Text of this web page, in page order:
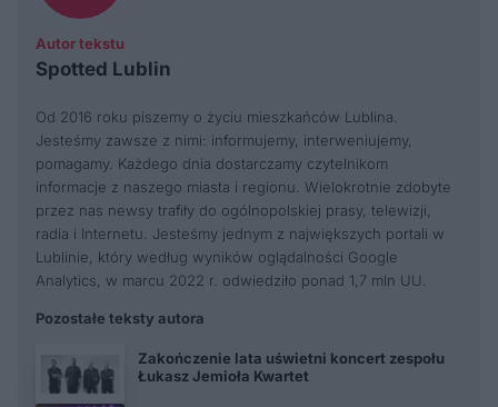
Autor tekstu
Spotted Lublin
Od 2016 roku piszemy o życiu mieszkańców Lublina.
Jesteśmy zawsze z nimi: informujemy, interweniujemy,
pomagamy. Każdego dnia dostarczamy czytelnikom
informacje z naszego miasta i regionu. Wielokrotnie zdobyte
przez nas newsy trafiły do ogólnopolskiej prasy, telewizji,
radia i Internetu. Jesteśmy jednym z największych portali w
Lublinie, który według wyników oglądalności Google
Analytics, w marcu 2022 r. odwiedziło ponad 1,7 mln UU.
Pozostałe teksty autora
Zakończenie lata uświetni koncert zespołu
Łukasz Jemioła Kwartet